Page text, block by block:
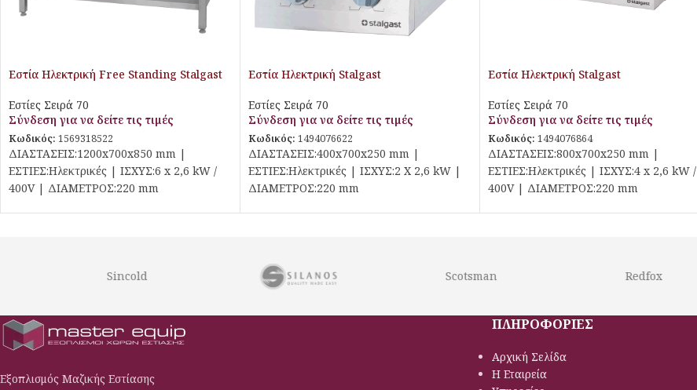
Εστία Ηλεκτρική Free Standing Stalgast
Εστίες Σειρά 70
Σύνδεση για να δείτε τις τιμές
Κωδικός: 1569318522
ΔΙΑΣΤΑΣΕΙΣ:1200x700x850 mm |
ΕΣΤΙΕΣ:Ηλεκτρικές | ΙΣΧΥΣ:6 x 2,6 kW /
400V | ΔΙΑΜΕΤΡΟΣ:220 mm
Εστία Ηλεκτρική Stalgast
Εστίες Σειρά 70
Σύνδεση για να δείτε τις τιμές
Κωδικός: 1494076622
ΔΙΑΣΤΑΣΕΙΣ:400x700x250 mm |
ΕΣΤΙΕΣ:Ηλεκτρικές | ΙΣΧΥΣ:2 X 2,6 kW |
ΔΙΑΜΕΤΡΟΣ:220 mm
Εστία Ηλεκτρική Stalgast
Εστίες Σειρά 70
Σύνδεση για να δείτε τις τιμές
Κωδικός: 1494076864
ΔΙΑΣΤΑΣΕΙΣ:800x700x250 mm |
ΕΣΤΙΕΣ:Ηλεκτρικές | ΙΣΧΥΣ:4 x 2,6 kW /
400V | ΔΙΑΜΕΤΡΟΣ:220 mm
Εξοπλισμός Μαζικής Εστίασης
ΠΛΗΡΟΦΟΡΙΕΣ
Αρχική Σελίδα
Η Εταιρεία